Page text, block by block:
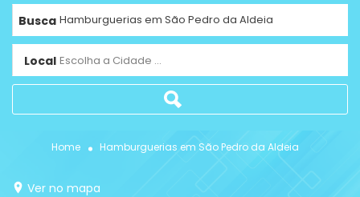
Busca
Local Escolha a Cidade ...
Home Hamburguerias em São Pedro da Aldeia
Ver no mapa